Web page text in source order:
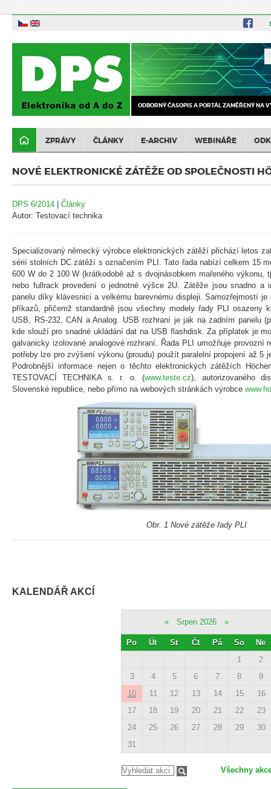
ODBORNÝ ČASOPIS A PORTÁL ZAMĚŘENÝ NA
ZPRÁVY ČLÁNKY E-ARCHIV WEBINÁŘE
NOVÉ ELEKTRONICKÉ ZÁTĚŽE OD SPOLEČNOSTI
DPS 6/2014 | Články
Autor: Testovací technika
Specializovaný německý výrobce elektronických zátěží přichází letos
sérií stolních DC zátěží s označením PLI. Tato řada nabízí celkem 15
600 W do 2 100 W (krátkodobě až s dvojnásobkem mařeného výkonu,
nebo fullrack provedení o jednotné výšce 2U. Zátěže jsou snadno a
panelu díky klávesnici a velkému barevnému displeji. Samozřejmostí
příkazů, přičemž standardně jsou všechny modely řady PLI osazeny
USB, RS-232, CAN a Analog. USB rozhraní je jak na zadním panelu
kde slouží pro snadné ukládání dat na USB flashdisk. Za příplatek je
galvanicky izolované analogové rozhraní. Řada PLI umožňuje provozní
potřeby lze pro zvýšení výkonu (proudu) použít paralelní propojení až 5
Podrobnější informace nejen o těchto elektronických zátěžích
TESTOVACÍ TECHNIKA s. r. o. (www.teste.cz), autorizovaného
Slovenské republice, nebo přímo na webových stránkách výrobce
Obr. 1 Nové zátěže řady PLI
KALENDÁŘ AKCÍ
« Srpen 2026 »
Po Út St Čt Pá So
Ne
1
2
3
4 5 6 7 8
9
10
11 12 13 14 15
16
17
18 19 20 21 22
23
24
25 26 27 28 29
30
31
Všechny